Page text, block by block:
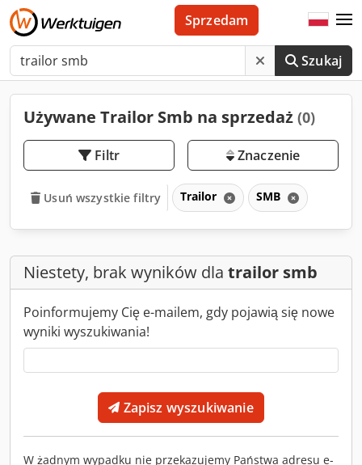
Szukaj
Sprzedam
Używane Trailor Smb na sprzedaż (0)
Filtr Znaczenie
Usuń wszystkie filtry Trailor SMB
Niestety, brak wyników dla trailor smb
Poinformujemy Cię e-mailem, gdy pojawią się nowe
wyniki wyszukiwania!
Zapisz wyszukiwanie
W żadnym wypadku nie przekazujemy Państwa adresu e-